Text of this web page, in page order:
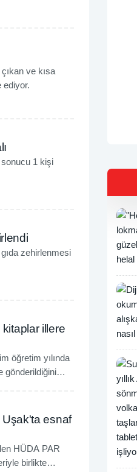
ve kısa
ediyor.
1 kişi
zehirlenmesi
kitaplar illere
öğretim yılında
gönderildiğini
Uşak'ta esnaf
HÜDA PAR
birlikte